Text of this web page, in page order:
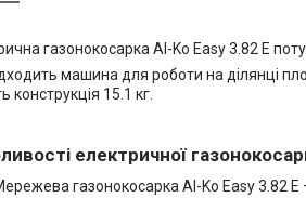
газонокосарка Al-Ko Easy 3.82 E
машина для роботи на ділянці
конструкція 15.1 кг.
електричної
газонокосарка Al-Ko Easy 3.82